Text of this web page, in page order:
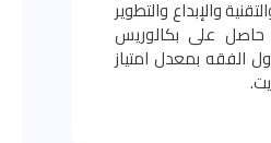
والإبداع والتطوير
حاصل على بكالوريس
الفقه بمعدل امتياز